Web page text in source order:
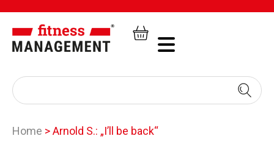
Home >Arnold S.: „I’ll be back“